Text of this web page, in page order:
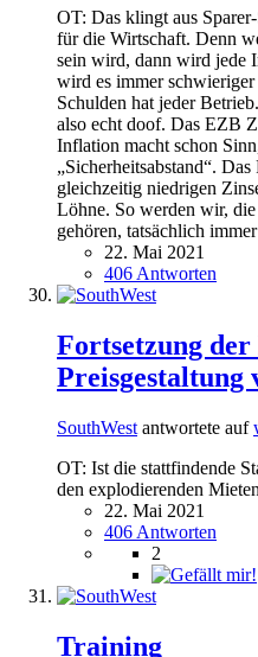
OT: Das klingt aus
für die Wirtschaft. Denn
sein wird, dann wird jede
wird es immer
Schulden hat jeder
also echt doof. Das EZB
Inflation macht schon
„Sicherheitsabstand“.
gleichzeitig niedrigen
Löhne. So werden wir,
gehören, tatsächlich
22. Mai 2021
406 Antworten
Fortsetzung
Preisgestaltung
SouthWest antwortete auf
OT: Ist die stattfindende
den explodierenden
22. Mai 2021
406 Antworten
2
Training